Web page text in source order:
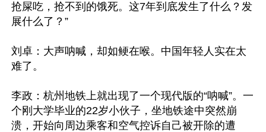
抢屎吃，抢不到的饿死。这7年到底发生了什么？发
展什么了？”
刘卓：大声呐喊，却如鲠在喉。中国年轻人实在太
难了。
李政：杭州地铁上就出现了一个现代版的“呐喊”。一
个刚大学毕业的22岁小伙子，坐地铁途中突然崩
溃，开始向周边乘客和空气控诉自己被开除的遭